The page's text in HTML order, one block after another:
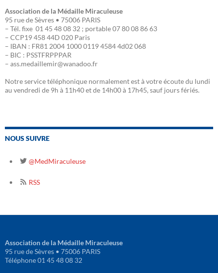
Association de la Médaille Miraculeuse
95 rue de Sèvres • 75006 PARIS
– Tél. fixe 01 45 48 08 32 ; portable 07 80 08 86 63
– CCP19 458 44D 020 Paris
– IBAN : FR81 2004 1000 0119 4584 4d02 068
– BIC : PSSTFRPPPAR
– ass.medaillemir@wanadoo.fr
Notre service téléphonique normalement est à votre écoute du lundi
au vendredi de 9h à 11h40 et de 14h00 à 17h45, sauf jours fériés.
NOUS SUIVRE
@MedMiraculeuse
RSS
Association de la Médaille Miraculeuse
95 rue de Sèvres • 75006 PARIS
Téléphone 01 45 48 08 32